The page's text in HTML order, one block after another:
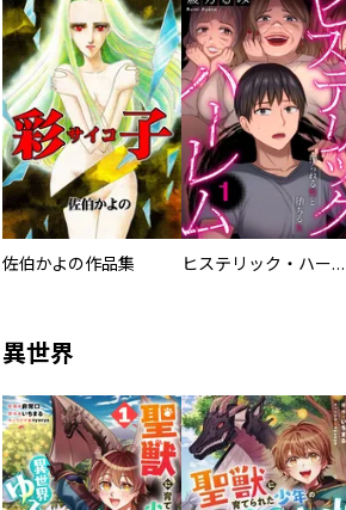
佐伯かよの作品集 ヒステリック・ハーレム～搾られる男と堕ちる女～【電子単行本版】
異世界